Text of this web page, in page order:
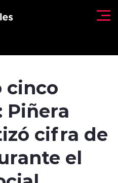
cinco
Piñera
cifra de
el